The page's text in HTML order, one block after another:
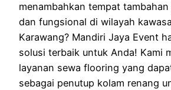
menambahkan tempat
dan fungsional di wilayah
Karawang? Mandiri Jaya Event
solusi terbaik untuk Anda! Kami
layanan sewa flooring yang
sebagai penutup kolam renang